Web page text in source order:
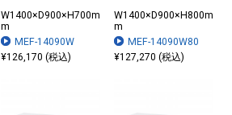
W1400×D900×H700m
m
MEF-14090W
¥126,170 (税込)
W1400×D900×H800m
m
MEF-14090W80
¥127,270 (税込)